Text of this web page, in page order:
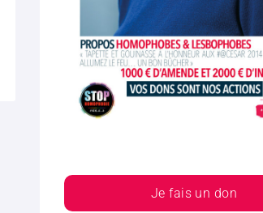
Je fais un don